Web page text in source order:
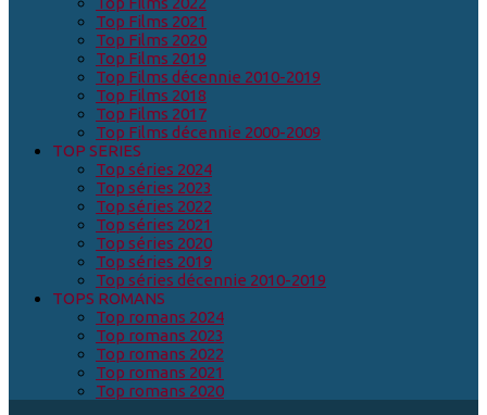
Top Films 2021
Top Films 2020
Top Films 2019
Top Films décennie 2010-2019
Top Films 2018
Top Films 2017
Top Films décennie 2000-2009
TOP SERIES
Top séries 2024
Top séries 2023
Top séries 2022
Top séries 2021
Top séries 2020
Top séries 2019
Top séries décennie 2010-2019
TOPS ROMANS
Top romans 2024
Top romans 2023
Top romans 2022
Top romans 2021
Top romans 2020